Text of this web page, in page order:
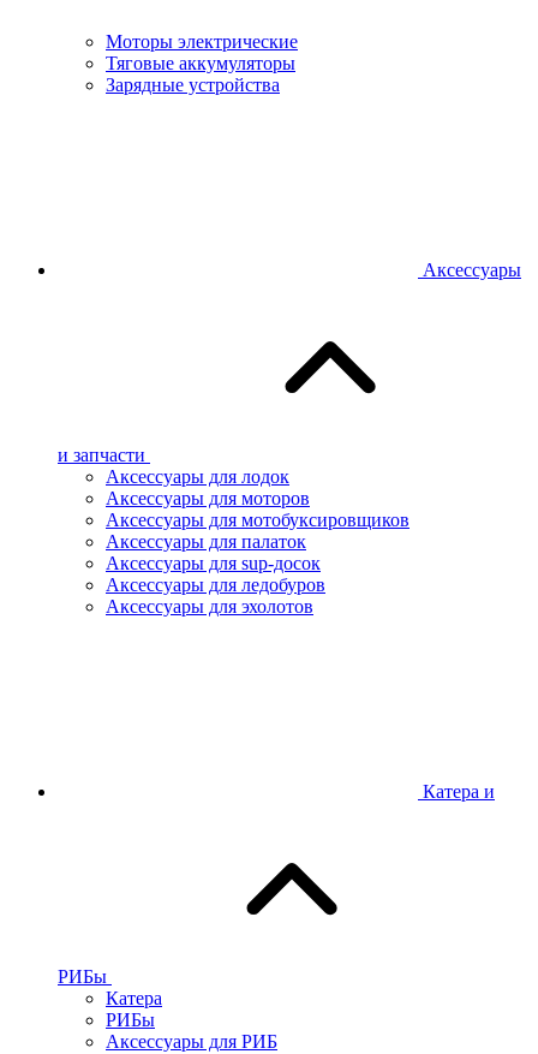
Моторы электрические
Тяговые аккумуляторы
Зарядные устройства
Аксессуары
и запчасти
Аксессуары для лодок
Аксессуары для моторов
Аксессуары для мотобуксировщиков
Аксессуары для палаток
Аксессуары для sup-досок
Аксессуары для ледобуров
Аксессуары для эхолотов
Катера и
РИБы
Катера
РИБы
Аксессуары для РИБ